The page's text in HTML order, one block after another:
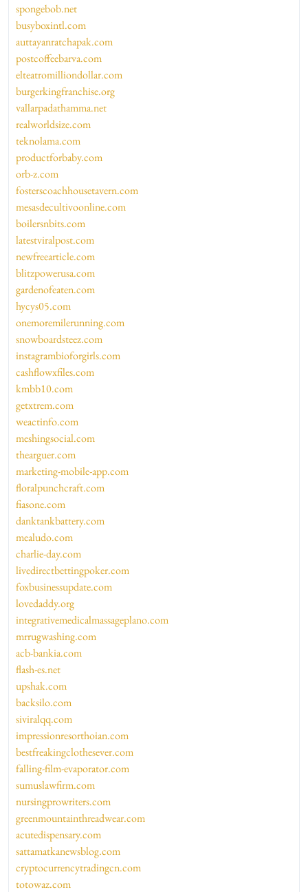
spongebob.net
busyboxintl.com
auttayanratchapak.com
postcoffeebarva.com
elteatromilliondollar.com
burgerkingfranchise.org
vallarpadathamma.net
realworldsize.com
teknolama.com
productforbaby.com
orb-z.com
fosterscoachhousetavern.com
mesasdecultivoonline.com
boilersnbits.com
latestviralpost.com
newfreearticle.com
blitzpowerusa.com
gardenofeaten.com
hycys05.com
onemoremilerunning.com
snowboardsteez.com
instagrambioforgirls.com
cashflowxfiles.com
kmbb10.com
getxtrem.com
weactinfo.com
meshingsocial.com
thearguer.com
marketing-mobile-app.com
floralpunchcraft.com
fiasone.com
danktankbattery.com
mealudo.com
charlie-day.com
livedirectbettingpoker.com
foxbusinessupdate.com
lovedaddy.org
integrativemedicalmassageplano.com
mrrugwashing.com
acb-bankia.com
flash-es.net
upshak.com
backsilo.com
siviralqq.com
impressionresorthoian.com
bestfreakingclothesever.com
falling-film-evaporator.com
sumuslawfirm.com
nursingprowriters.com
greenmountainthreadwear.com
acutedispensary.com
sattamatkanewsblog.com
cryptocurrencytradingcn.com
totowaz.com